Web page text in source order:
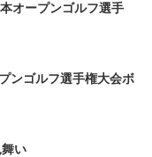
オープンゴルフ選手
ンゴルフ選手権大会ボ
い